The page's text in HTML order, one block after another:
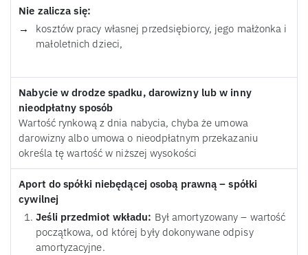
Nie zalicza się:
kosztów pracy własnej przedsiębiorcy, jego małżonka i
małoletnich dzieci,
Nabycie w drodze spadku, darowizny lub w inny
nieodpłatny sposób
Wartość rynkową z dnia nabycia, chyba że umowa
darowizny albo umowa o nieodpłatnym przekazaniu
określa tę wartość w niższej wysokości
Aport do spółki niebędącej osobą prawną – spółki
cywilnej
Jeśli przedmiot wkładu: Był amortyzowany – wartość
początkowa, od której były dokonywane odpisy
amortyzacyjne.